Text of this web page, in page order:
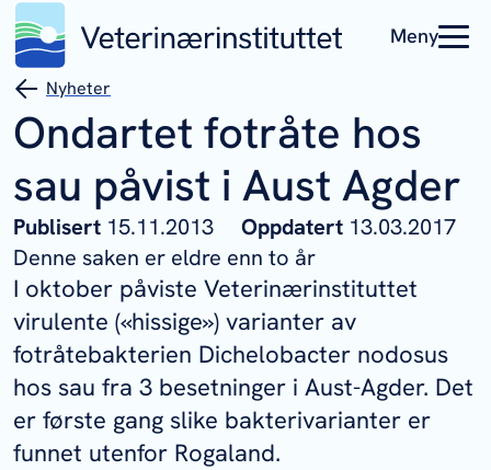
Meny
Nyheter
Ondartet fotråte hos
sau påvist i Aust Agder
Publisert 15.11.2013 Oppdatert 13.03.2017
Denne saken er eldre enn to år
I oktober påviste Veterinærinstituttet
virulente («hissige») varianter av
fotråtebakterien Dichelobacter nodosus
hos sau fra 3 besetninger i Aust-Agder. Det
er første gang slike bakterivarianter er
funnet utenfor Rogaland.